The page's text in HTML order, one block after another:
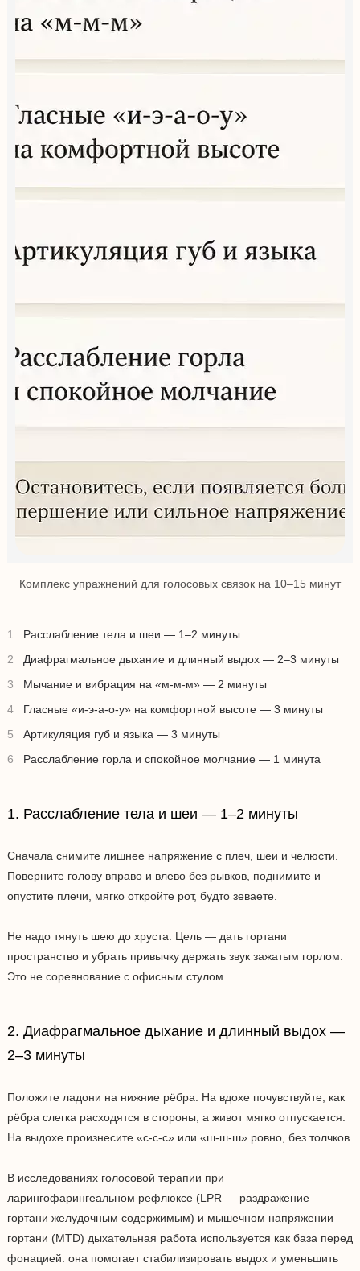
Комплекс упражнений для голосовых связок на 10–15 минут
Расслабление тела и шеи — 1–2 минуты
Диафрагмальное дыхание и длинный выдох — 2–3 минуты
Мычание и вибрация на «м-м-м» — 2 минуты
Гласные «и-э-а-о-у» на комфортной высоте — 3 минуты
Артикуляция губ и языка — 3 минуты
Расслабление горла и спокойное молчание — 1 минута
1. Расслабление тела и шеи — 1–2 минуты
Сначала снимите лишнее напряжение с плеч, шеи и челюсти.
Поверните голову вправо и влево без рывков, поднимите и
опустите плечи, мягко откройте рот, будто зеваете.
Не надо тянуть шею до хруста. Цель — дать гортани
пространство и убрать привычку держать звук зажатым горлом.
Это не соревнование с офисным стулом.
2. Диафрагмальное дыхание и длинный выдох —
2–3 минуты
Положите ладони на нижние рёбра. На вдохе почувствуйте, как
рёбра слегка расходятся в стороны, а живот мягко отпускается.
На выдохе произнесите «с-с-с» или «ш-ш-ш» ровно, без толчков.
В исследованиях голосовой терапии при
ларингофарингеальном рефлюксе (LPR — раздражение
гортани желудочным содержимым) и мышечном напряжении
гортани (MTD) дыхательная работа используется как база перед
фонацией: она помогает стабилизировать выдох и уменьшить